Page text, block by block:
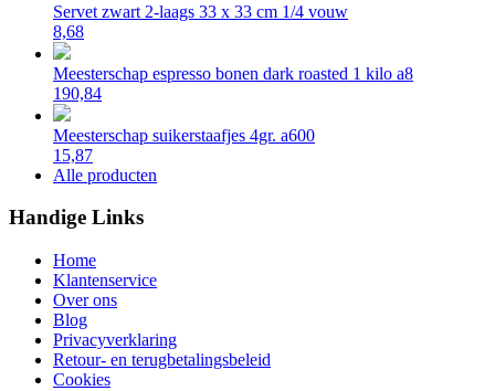
Servet zwart 2-laags 33 x 33 cm 1/4 vouw
8,68
Meesterschap espresso bonen dark roasted 1 kilo a8
190,84
Meesterschap suikerstaafjes 4gr. a600
15,87
Alle producten
Handige Links
Home
Klantenservice
Over ons
Blog
Privacyverklaring
Retour- en terugbetalingsbeleid
Cookies